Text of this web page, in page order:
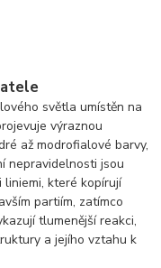
světla umístěn na
výraznou
až modrofialové barvy,
nepravidelnosti jsou
liniemi, které kopírují
partiím, zatímco
tlumenější reakci,
a jejího vztahu k